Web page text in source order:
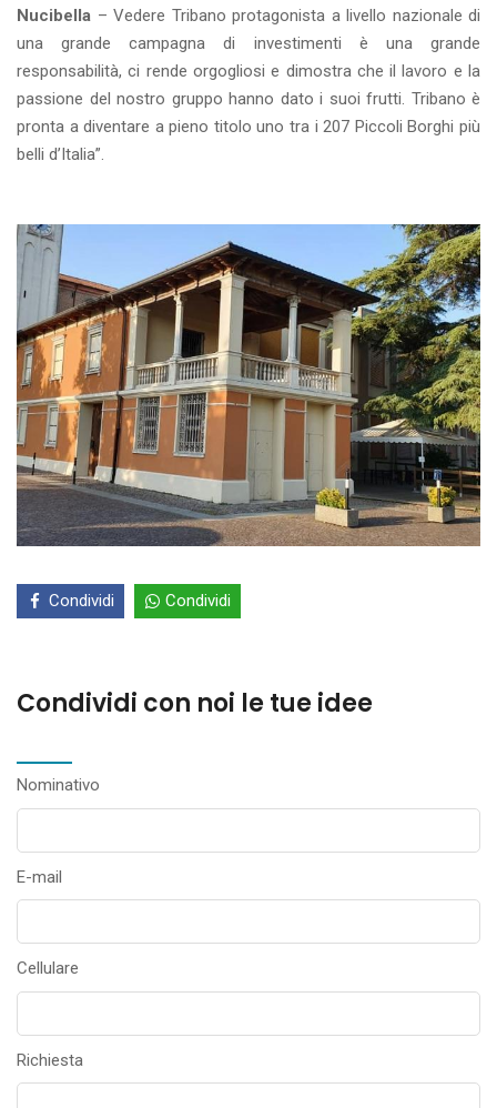
Nucibella – Vedere Tribano protagonista a livello nazionale di
una grande campagna di investimenti è una grande
responsabilità, ci rende orgogliosi e dimostra che il lavoro e la
passione del nostro gruppo hanno dato i suoi frutti. Tribano è
pronta a diventare a pieno titolo uno tra i 207 Piccoli Borghi più
belli d’Italia”.
Condividi Condividi
Condividi con noi le tue idee
Nominativo
E-mail
Cellulare
Richiesta